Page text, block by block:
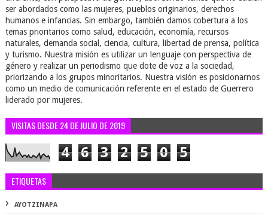
ser abordados como las mujeres, pueblos originarios, derechos
humanos e infancias. Sin embargo, también damos cobertura a los
temas prioritarios como salud, educación, economía, recursos
naturales, demanda social, ciencia, cultura, libertad de prensa, política
y turismo. Nuestra misión es utilizar un lenguaje con perspectiva de
género y realizar un periodismo que dote de voz a la sociedad,
priorizando a los grupos minoritarios. Nuestra visión es posicionarnos
como un medio de comunicación referente en el estado de Guerrero
liderado por mujeres.
VISITAS DESDE 24 DE JULIO DE 2019
4 6 3 2 5 0 5
ETIQUETAS
AYOTZINAPA